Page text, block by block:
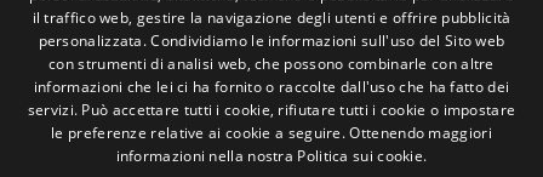
Contatto
Camino de los Huertos, S/N. Apdo 100 .
50620 - Casetas (Zaragoza) Spagna
ENGLISH
ITALIAN
PORTUGUESE
il traffico web, gestire la navigazione degli utenti e offrire pubblicità
personalizzata. Condividiamo le informazioni sull'uso del Sito web
con strumenti di analisi web, che possono combinarle con altre
informazioni che lei ci ha fornito o raccolte dall'uso che ha fatto dei
servizi. Può accettare tutti i cookie, rifiutare tutti i cookie o impostare
le preferenze relative ai cookie a seguire. Ottenendo maggiori
informazioni nella nostra Politica sui cookie.